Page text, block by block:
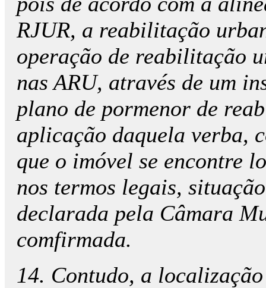
RJUR, a reabilitação
operação de reabilitação
nas ARU, através de um
plano de pormenor de
aplicação daquela verba,
que o imóvel se encontre
nos termos legais,
declarada pela Câmara
comfirmada.
14. Contudo, a